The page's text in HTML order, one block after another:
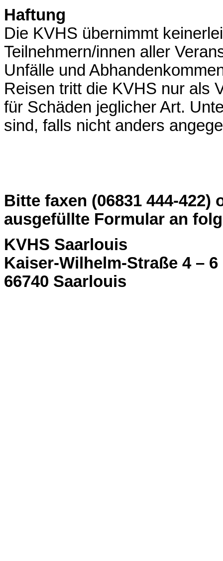
Haftung
Die KVHS übernimmt
Teilnehmern/innen aller
Unfälle und
Reisen tritt die KVHS nur als
für Schäden jeglicher Art.
sind, falls nicht anders
Bitte faxen (06831 444-
ausgefüllte Formular an
KVHS Saarlouis
Kaiser-Wilhelm-Straße 4 – 6
66740 Saarlouis